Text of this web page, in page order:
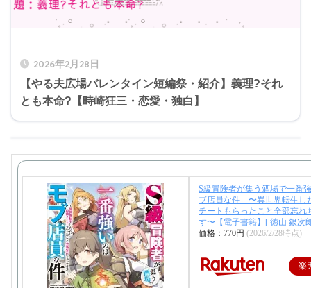
2026年2月28日
【やる夫広場バレンタイン短編祭・紹介】義理?それ
とも本命?【時崎狂三・恋愛・独白】
S級冒険者が集う酒場で一番
ブ店員な件 〜異世界転生し
チートもらったこと全部忘れ
す〜【電子書籍】[ 徳山 銀次
価格：770円 (2026/2/28時点)
楽